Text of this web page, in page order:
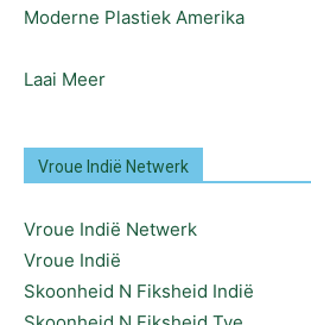
Moderne Plastiek Amerika
Laai Meer
Vroue Indië Netwerk
Vroue Indië Netwerk
Vroue Indië
Skoonheid N Fiksheid Indië